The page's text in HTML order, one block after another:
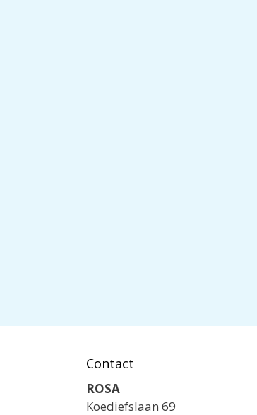
Contact
ROSA
Koediefslaan 69